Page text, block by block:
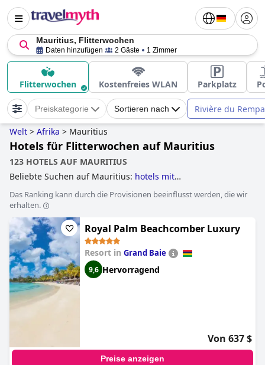
Mauritius, Flitterwochen
Daten hinzufügen 2 Gäste 1 Zimmer
Flitterwochen Kostenfreies WLAN Parkplatz
Preiskategorie Sortieren nach Rivière du
Welt > Afrika > Mauritius
Hotels für Flitterwochen auf Mauritius
123 HOTELS AUF MAURITIUS
Beliebte Suchen auf Mauritius: hotels mit
wasserrutsche, hotels mit all inclusive angeboten,hotels
mit privatpool
golfhotels,hotels direkt am strand
luxushotelsand 5-sterne-hotels.
Das Ranking kann durch die Provisionen beeinflusst werden, die wir
erhalten.
Royal Palm Beachcomber Luxury
Resort in Grand Baie
9,6 Hervorragend
Von 637 $
Preise anzeigen